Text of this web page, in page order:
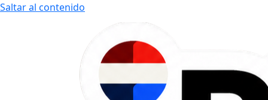
Saltar al contenido